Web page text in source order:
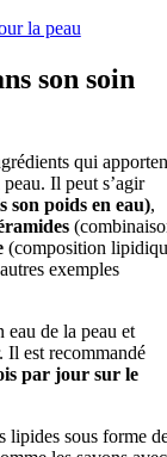
la peau
son soin
qui
Il peut s’agir
son poids en eau),
(composition
exemples
eau de la peau et
Il est recommandé
par jour sur le
lipides sous forme